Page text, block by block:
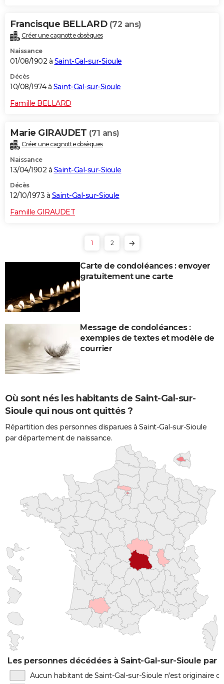
Francisque BELLARD (72 ans)
Créer une cagnotte obsèques
Naissance
01/08/1902 à Saint-Gal-sur-Sioule
Décès
10/08/1974 à Saint-Gal-sur-Sioule
Famille BELLARD
Marie GIRAUDET (71 ans)
Créer une cagnotte obsèques
Naissance
13/04/1902 à Saint-Gal-sur-Sioule
Décès
12/10/1973 à Saint-Gal-sur-Sioule
Famille GIRAUDET
1 2
Carte de condoléances : envoyer
gratuitement une carte
Message de condoléances :
exemples de textes et modèle de
courrier
Où sont nés les habitants de Saint-Gal-sur-
Sioule qui nous ont quittés ?
Répartition des personnes disparues à Saint-Gal-sur-Sioule
par département de naissance.
Les personnes décédées à Saint-Gal-sur-Sioule par
Aucun habitant de Saint-Gal-sur-Sioule n'est originaire